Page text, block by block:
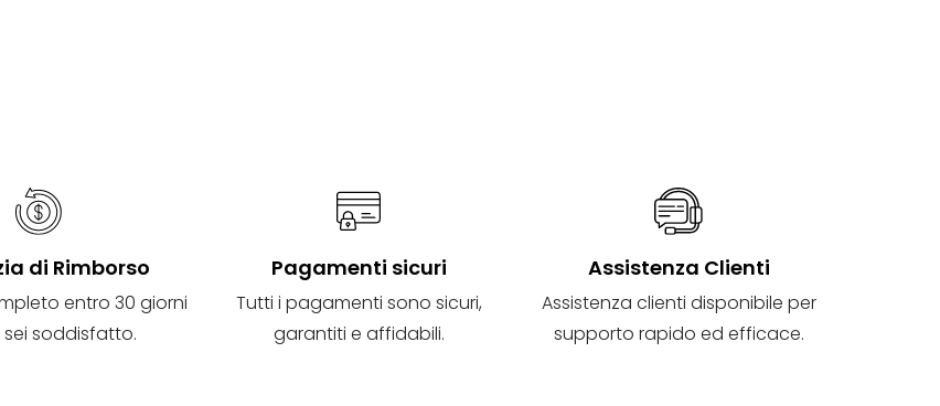
di Rimborso
entro 30 giorni
soddisfatto.
Pagamenti sicuri
Tutti i pagamenti sono sicuri,
garantiti e affidabili.
Assistenza Clienti
Assistenza clienti disponibile per
supporto rapido ed efficace.